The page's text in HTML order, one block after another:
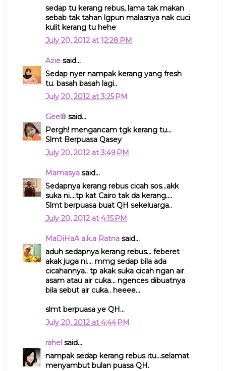
sedap tu kerang rebus, lama tak makan
sebab tak tahan lgpun malasnya nak cuci
kulit kerang tu hehe
July 20, 2012 at 12:28 PM
Aziesaid...
Sedap nyer nampak kerang yang fresh
tu. basah basah lagi..
July 20, 2012 at 3:25 PM
Gee®said...
Pergh! mengancam tgk kerang tu...
Slmt Berpuasa Qasey
July 20, 2012 at 3:49 PM
Mamasyasaid...
Sedapnya kerang rebus cicah sos...akk
suka ni....tp kat Cairo tak da kerang....
Slmt berpuasa buat QH sekeluarga..
July 20, 2012 at 4:15 PM
MaDiHaA a.k.a Ratnasaid...
aduh sedapnya kerang rebus... feberet
akak juga ni.... mmg sedap bila ada
cicahannya.. tp akak suka cicah ngan air
asam atau air cuka... ngences dibuatnya
bila sebut air cuka.. heeee...
slmt berpuasa ye QH...
July 20, 2012 at 4:44 PM
rahel said...
nampak sedap kerang rebus itu...selamat
menyambut bulan puasa QH.